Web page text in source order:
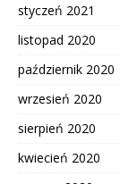
styczeń 2021
listopad 2020
październik 2020
wrzesień 2020
sierpień 2020
kwiecień 2020